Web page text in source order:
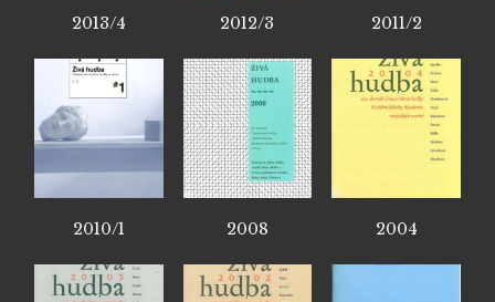
2013/4 2012/3 2011/2
2010/1 2008 2004